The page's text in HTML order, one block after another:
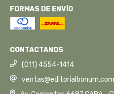
FORMAS DE ENVÍO
CONTACTANOS
(011) 4554-1414